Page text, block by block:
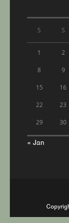
S S
1 2
8 9
15 16
22 23
29 30
« Jan